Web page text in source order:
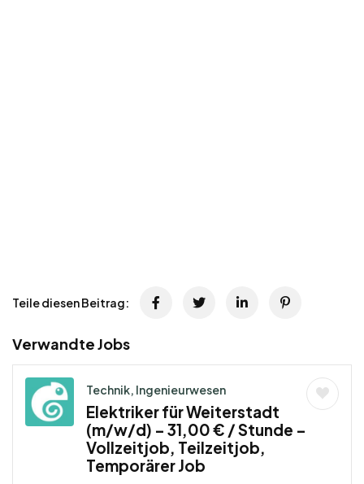
Teile diesen Beitrag:
Verwandte Jobs
Technik, Ingenieurwesen
Elektriker für Weiterstadt
(m/w/d) – 31,00 € / Stunde –
Vollzeitjob, Teilzeitjob,
Temporärer Job